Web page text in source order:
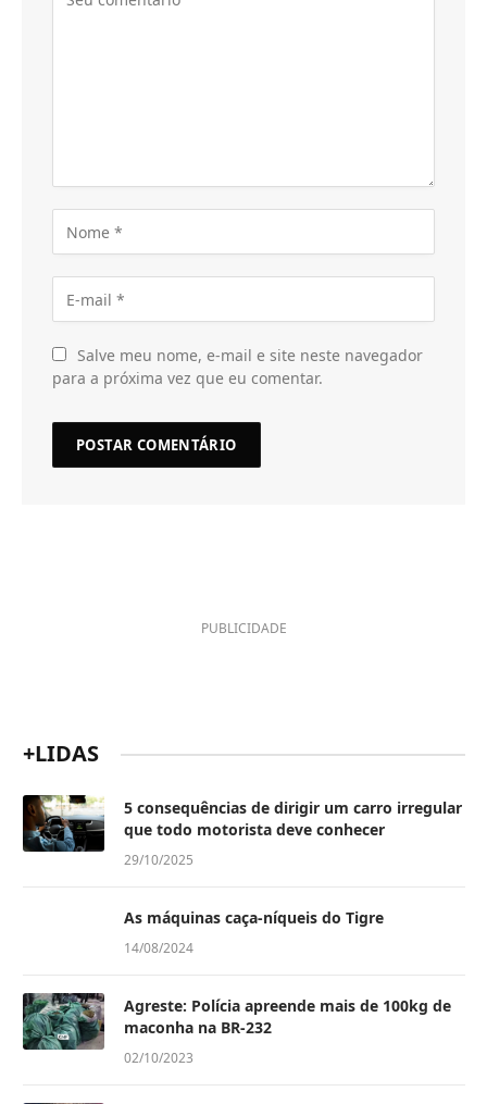
Salve meu nome, e-mail e site neste navegador
para a próxima vez que eu comentar.
PUBLICIDADE
+LIDAS
5 consequências de dirigir um carro irregular
que todo motorista deve conhecer
29/10/2025
As máquinas caça-níqueis do Tigre
14/08/2024
Agreste: Polícia apreende mais de 100kg de
maconha na BR-232
02/10/2023